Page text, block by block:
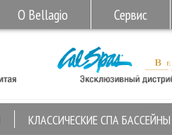
О Bellagio Сервис
КЛАССИЧЕСКИЕ СПА БАССЕЙНЫ